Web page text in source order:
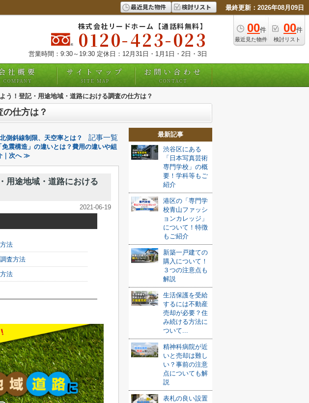
最近見た物件 検討リスト 最終更新：2026年08月09日
00件
最近見た物件
00件
検討リスト
株式会社リードホーム【通話料無料】
0120-423-023
営業時間：9:30～19:30 定休日：12月31日・1月1日・2日・3日
社概要
COMPANY
サイトマップ
SITE MAP
お問い合わせ
CONTACT
う！登記・用途地域・道路における調査の仕方は？
仕方は？
側斜線制限、天空率とは？ 記事一覧
震構造」の違いとは？費用の違いや組
｜次へ ≫
用途地域・道路における
2021-06-19
法
査方法
法
最新記事
渋谷区にある
「日本写真芸術
専門学校」の概
要！学科等もご
紹介
港区の「専門学
校青山ファッシ
ョンカレッジ」
について！特徴
もご紹介
新築一戸建ての
購入について！
３つの注意点も
解説
生活保護を受給
するには不動産
売却が必要？住
み続ける方法に
ついて...
精神科病院が近
いと売却は難し
い？事前の注意
点についても解
説
表札の良い設置